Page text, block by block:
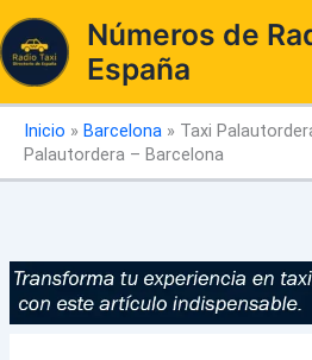
al
contenido
Números de
España
Inicio » Barcelona » Taxi
Palautordera – Barcelona